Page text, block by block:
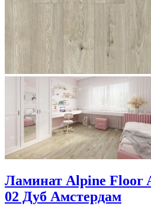
Ламинат Alpine Floor
02 Дуб Амстердам